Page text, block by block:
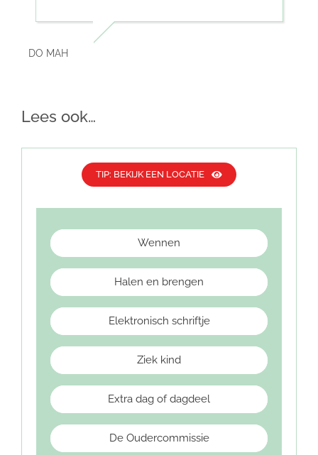
DO MAH
Lees ook…
TIP: BEKIJK EEN LOCATIE
Wennen
Halen en brengen
Elektronisch schriftje
Ziek kind
Extra dag of dagdeel
De Oudercommissie